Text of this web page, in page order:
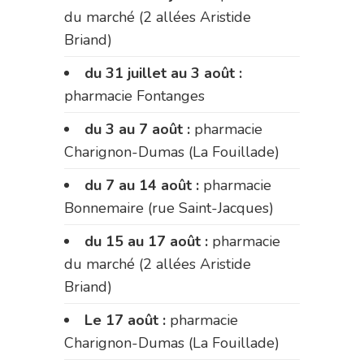
du marché (2 allées Aristide
Briand)
du 31 juillet au 3 août :
pharmacie Fontanges
du 3 au 7 août : pharmacie
Charignon-Dumas (La Fouillade)
du 7 au 14 août : pharmacie
Bonnemaire (rue Saint-Jacques)
du 15 au 17 août : pharmacie
du marché (2 allées Aristide
Briand)
Le 17 août : pharmacie
Charignon-Dumas (La Fouillade)